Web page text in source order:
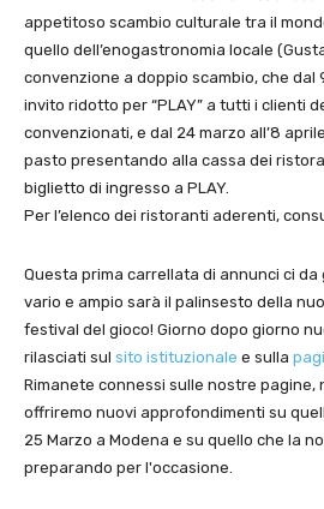
appetitoso scambio culturale tra il
quello dell’enogastronomia locale
convenzione a doppio scambio, che dal
invito ridotto per “PLAY” a tutti i clienti
convenzionati, e dal 24 marzo all’8
pasto presentando alla cassa dei
biglietto di ingresso a PLAY.
Per l’elenco dei ristoranti aderenti,
Questa prima carrellata di annunci ci
vario e ampio sarà il palinsesto della
festival del gioco! Giorno dopo giorno
rilasciati sul sito istituzionale e sulla
Rimanete connessi sulle nostre pagine,
offriremo nuovi approfondimenti su
25 Marzo a Modena e su quello che la
preparando per l'occasione.